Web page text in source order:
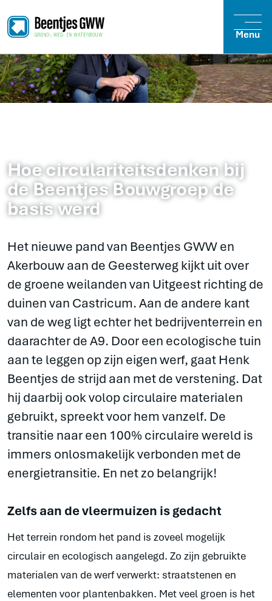
Menu
Hoe circulariteitsdenken bij
de Beentjes Bouwgroep de
basis werd
Het nieuwe pand van Beentjes GWW en
Akerbouw aan de Geesterweg kijkt uit over
de groene weilanden van Uitgeest richting de
duinen van Castricum. Aan de andere kant
van de weg ligt echter het bedrijventerrein en
daarachter de A9. Door een ecologische tuin
aan te leggen op zijn eigen werf, gaat Henk
Beentjes de strijd aan met de verstening. Dat
hij daarbij ook volop circulaire materialen
gebruikt, spreekt voor hem vanzelf. De
transitie naar een 100% circulaire wereld is
immers onlosmakelijk verbonden met de
energietransitie. En net zo belangrijk!
Zelfs aan de vleermuizen is gedacht
Het terrein rondom het pand is zoveel mogelijk
circulair en ecologisch aangelegd. Zo zijn gebruikte
materialen van de werf verwerkt: straatstenen en
elementen voor plantenbakken. Met veel groen is het